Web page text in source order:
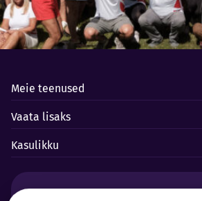
Meie teenused
Vaata lisaks
Kasulikku